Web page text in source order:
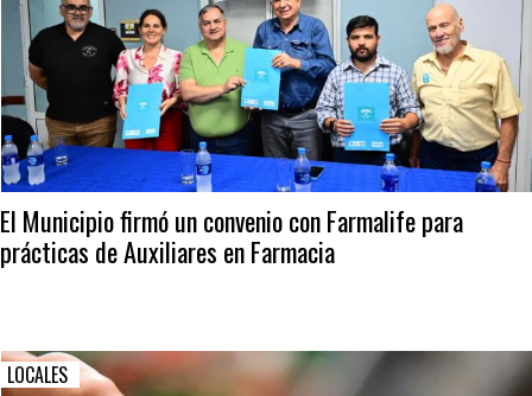
El Municipio firmó un convenio con Farmalife para
prácticas de Auxiliares en Farmacia
LOCALES